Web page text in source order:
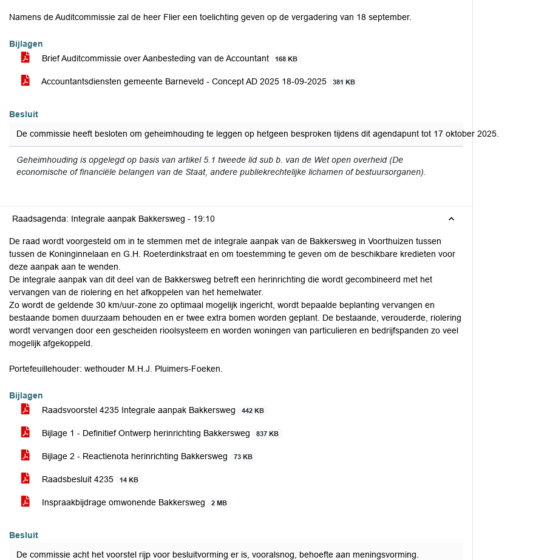
Namens de Auditcommissie zal de heer Flier een toelichting geven op de vergadering van 18 september.
Bijlagen
Brief Auditcommissie over Aanbesteding van de Accountant
168 KB
Accountantsdiensten gemeente Barneveld - Concept AD 2025 18-09-2025 381 KB
Besluit
De commissie heeft besloten om geheimhouding te leggen op hetgeen besproken tijdens dit agendapunt tot 17 oktober 2025.
Geheimhouding is opgelegd op basis van artikel 5.1 tweede lid sub b. van de Wet open overheid (De
economische of financiële belangen van de Staat, andere publiekrechtelijke lichamen of bestuursorganen).
Raadsagenda: Integrale aanpak Bakkersweg - 19:10
De raad wordt voorgesteld om in te stemmen met de integrale aanpak van de Bakkersweg in Voorthuizen tussen
tussen de Koninginnelaan en G.H. Roeterdinkstraat en om toestemming te geven om de beschikbare kredieten voor
deze aanpak aan te wenden.
De integrale aanpak van dit deel van de Bakkersweg betreft een herinrichting die wordt gecombineerd met het
vervangen van de riolering en het afkoppelen van het hemelwater.
Zo wordt de geldende 30 km/uur-zone zo optimaal mogelijk ingericht, wordt bepaalde beplanting vervangen en
bestaande bomen duurzaam behouden en er twee extra bomen worden geplant. De bestaande, verouderde, riolering
wordt vervangen door een gescheiden rioolsysteem en worden woningen van particulieren en bedrijfspanden zo veel
mogelijk afgekoppeld.
Portefeuillehouder: wethouder M.H.J. Pluimers-Foeken.
Bijlagen
Raadsvoorstel 4235 Integrale aanpak Bakkersweg
442 KB
Bijlage 1 - Definitief Ontwerp herinrichting Bakkersweg 837 KB
Bijlage 2 - Reactienota herinrichting Bakkersweg 73 KB
Raadsbesluit 4235 14 KB
Inspraakbijdrage omwonende Bakkersweg 2 MB
Besluit
De commissie acht het voorstel rijp voor besluitvorming er is, vooralsnog, behoefte aan meningsvorming.